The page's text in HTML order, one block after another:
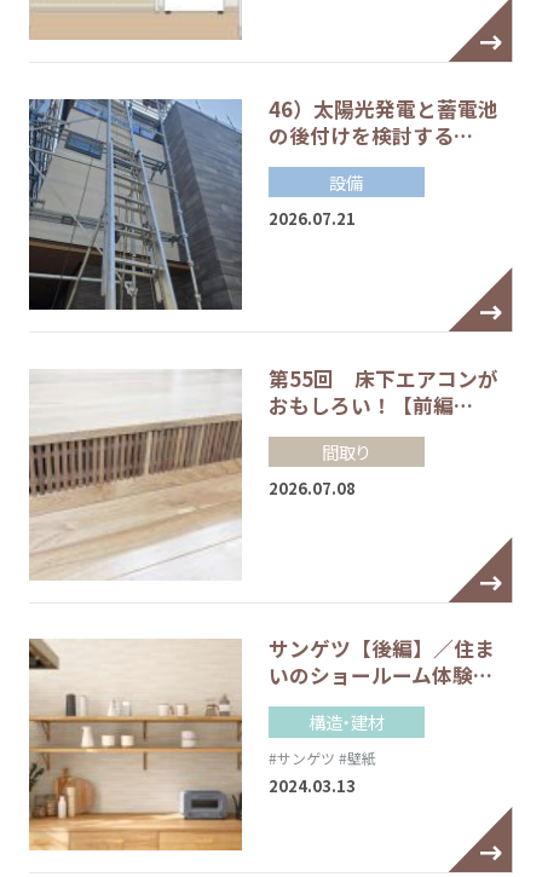
46）太陽光発電と蓄電池
の後付けを検討する…
設備
2026.07.21
第55回 床下エアコンが
おもしろい！【前編…
間取り
2026.07.08
サンゲツ【後編】／住ま
いのショールーム体験…
構造・建材
#サンゲツ #壁紙
2024.03.13